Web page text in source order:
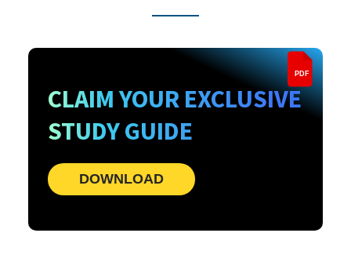
PDF
CLAIM YOUR EXCLUSIVE
STUDY GUIDE
DOWNLOAD